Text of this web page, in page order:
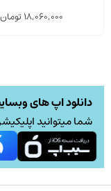
18,060,000تومان
دانلود اپ های
شما میتوانید